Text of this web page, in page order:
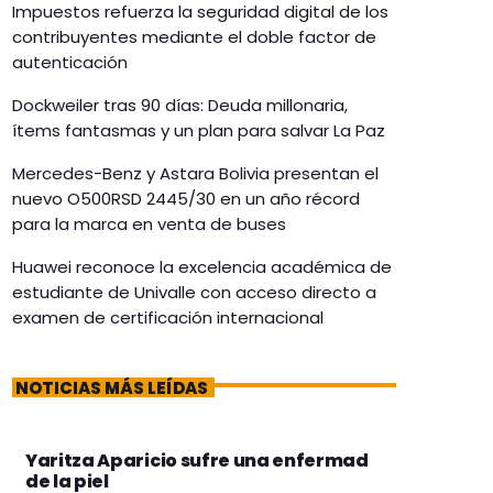
Impuestos refuerza la seguridad digital de los
contribuyentes mediante el doble factor de
autenticación
Dockweiler tras 90 días: Deuda millonaria,
ítems fantasmas y un plan para salvar La Paz
Mercedes-Benz y Astara Bolivia presentan el
nuevo O500RSD 2445/30 en un año récord
para la marca en venta de buses
Huawei reconoce la excelencia académica de
estudiante de Univalle con acceso directo a
examen de certificación internacional
NOTICIAS MÁS LEÍDAS
Yaritza Aparicio sufre una enfermad
de la piel